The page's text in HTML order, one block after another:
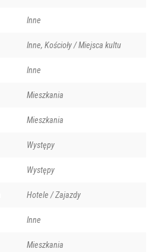
Inne
Inne, Kościoły / Miejsca kultu
Inne
Mieszkania
Mieszkania
Występy
Występy
Hotele / Zajazdy
Inne
Mieszkania